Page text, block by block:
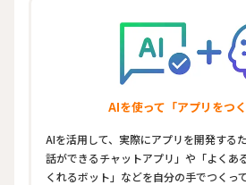
AIを使って「アプリをつ
AIを活用して、実際にアプリを開発する
話ができるチャットアプリ」や「よくあ
くれるボット」などを自分の手でつくっ